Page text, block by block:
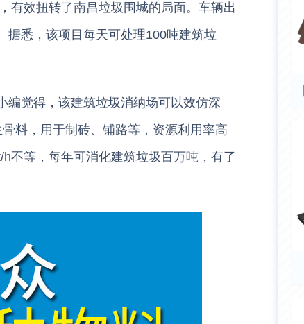
效扭转了南昌垃圾围城的局面。车辆出
据悉，该项目每天可处理100吨建筑垃
觉得，该建筑垃圾消纳场可以效仿深
料，用于制砖、铺路等，资源利用率高
不等，每年可消化建筑垃圾百万吨，有了